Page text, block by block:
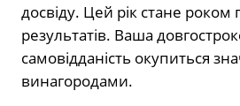
досвіду. Цей рік стане роком
результатів. Ваша
самовідданість окупиться
винагородами.